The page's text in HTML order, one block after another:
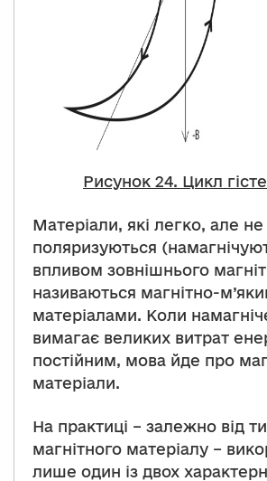
Рисунок 24. Цикл
Матеріали, які легко, але
поляризуються
впливом зовнішнього
називаються магнітно-
матеріалами. Коли
вимагає великих витрат
постійним, мова йде про
матеріали.
На практиці – залежно від
магнітного матеріалу –
лише один із двох